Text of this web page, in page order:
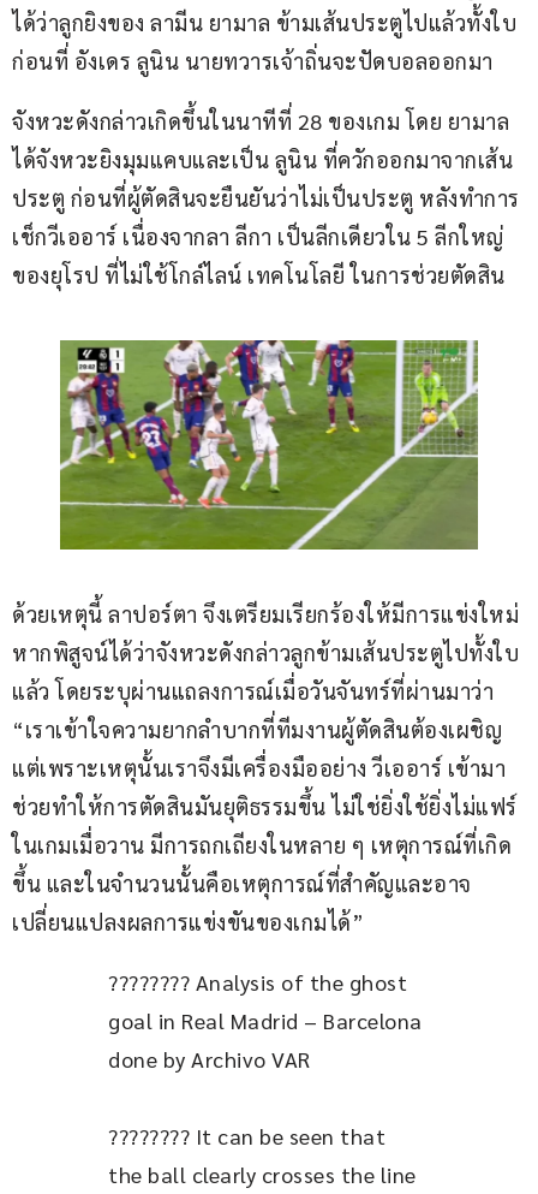
ได้ว่าลูกยิงของ ลามีน ยามาล ข้ามเส้นประตูไปแล้วทั้งใบ
ก่อนที่ อังเดร ลูนิน นายทวารเจ้าถิ่นจะปัดบอลออกมา
จังหวะดังกล่าวเกิดขึ้นในนาทีที่ 28 ของเกม โดย ยามาล
ได้จังหวะยิงมุมแคบและเป็น ลูนิน ที่ควักออกมาจากเส้น
ประตู ก่อนที่ผู้ตัดสินจะยืนยันว่าไม่เป็นประตู หลังทำการ
เช็กวีเออาร์ เนื่องจากลา ลีกา เป็นลีกเดียวใน 5 ลีกใหญ่
ของยุโรป ที่ไม่ใช้โกล์ไลน์ เทคโนโลยี ในการช่วยตัดสิน
ด้วยเหตุนี้ ลาปอร์ตา จึงเตรียมเรียกร้องให้มีการแข่งใหม่
หากพิสูจน์ได้ว่าจังหวะดังกล่าวลูกข้ามเส้นประตูไปทั้งใบ
แล้ว โดยระบุผ่านแถลงการณ์เมื่อวันจันทร์ที่ผ่านมาว่า
“เราเข้าใจความยากลำบากที่ทีมงานผู้ตัดสินต้องเผชิญ
แต่เพราะเหตุนั้นเราจึงมีเครื่องมืออย่าง วีเออาร์ เข้ามา
ช่วยทำให้การตัดสินมันยุติธรรมขึ้น ไม่ใช่ยิ่งใช้ยิ่งไม่แฟร์
ในเกมเมื่อวาน มีการถกเถียงในหลาย ๆ เหตุการณ์ที่เกิด
ขึ้น และในจำนวนนั้นคือเหตุการณ์ที่สำคัญและอาจ
เปลี่ยนแปลงผลการแข่งขันของเกมได้”
???????? Analysis of the ghost
goal in Real Madrid – Barcelona
done by Archivo VAR
???????? It can be seen that
the ball clearly crosses the line